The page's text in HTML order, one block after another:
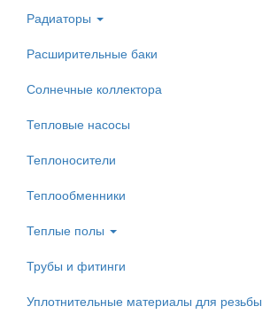
Радиаторы
Расширительные баки
Солнечные коллектора
Тепловые насосы
Теплоносители
Теплообменники
Теплые полы
Трубы и фитинги
Уплотнительные материалы для резьбы